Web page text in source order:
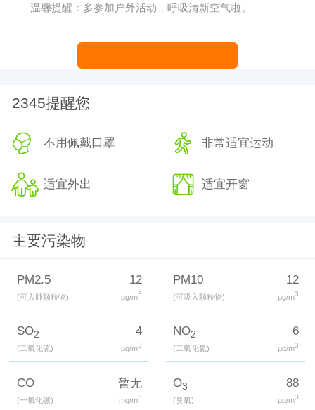
温馨提醒：多参加户外活动，呼吸清新空气啦。
2345提醒您
不用佩戴口罩 非常适宜运动
适宜外出 适宜开窗
主要污染物
PM2.5
(可入肺颗粒物)
12
μg/m3
PM10
(可吸入颗粒物)
12
μg/m3
SO2
(二氧化硫)
4
μg/m3
NO2
(二氧化氮)
6
μg/m3
CO
(一氧化碳)
暂无
mg/m3
O3
(臭氧)
88
μg/m3